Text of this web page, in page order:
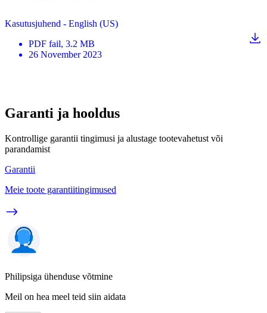
Kasutusjuhend - English (US)
PDF fail, 3.2 MB
26 November 2023
Garanti ja hooldus
Kontrollige garantii tingimusi ja alustage tootevahetust või
parandamist
Garantii
Meie toote garantiitingimused
Philipsiga ühenduse võtmine
Meil on hea meel teid siin aidata